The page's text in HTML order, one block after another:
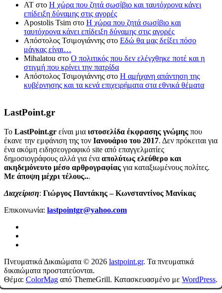
ΑΤ στο Η χώρα που ζητά σωσίβιο και ταυτόχρονα κάνει
επίδειξη δύναμης στις αγορές
Apostolis Tsim στο Η χώρα που ζητά σωσίβιο και
ταυτόχρονα κάνει επίδειξη δύναμης στις αγορές
Απόστολος Τσιμογιάννης στο Εδώ θα μας δείξει πόσο
μάγκας είναι…
Mihalatou στο Ο πολιτικός που δεν ελέγχθηκε ποτέ και η
στιγμή που κρίνει την πατρίδα
Απόστολος Τσιμογιάννης στο Η αμήχανη απάντηση της
κυβέρνησης και τα κενά επιχειρήματα στα εθνικά θέματα
LastPoint.gr
To LastPoint.gr είναι μια ιστοσελίδα έκφρασης γνώμης που
έκανε την εμφάνιση της τον Ιανουάριο του 2017. Δεν πρόκειται για
ένα ακόμη ειδησεογραφικό site από επαγγελματίες
δημοσιογράφους αλλά για ένα απολύτως ελεύθερο και
ακηδεμόνευτο μέσο αρθρογραφίας για καταξιωμένους πολίτες.
Με άποψη μέχρι τέλους...
Διαχείριση: Γιώργος Παντάκης – Κωνσταντίνος Μανίκας
Επικοινωνία: lastpointgr@yahoo.com
Πνευματικά Δικαιώματα © 2026 lastpoint.gr. Τα πνευματικά
δικαιώματα προστατεύονται.
Θέμα: ColorMag από ThemeGrill. Κατασκευασμένο με WordPress.